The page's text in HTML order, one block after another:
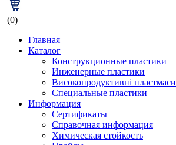
(0)
Главная
Каталог
Конструкционные пластики
Инженерные пластики
Високопродуктивні пластмаси
Специальные пластики
Информация
Сертификаты
Справочная информация
Химическая стойкость